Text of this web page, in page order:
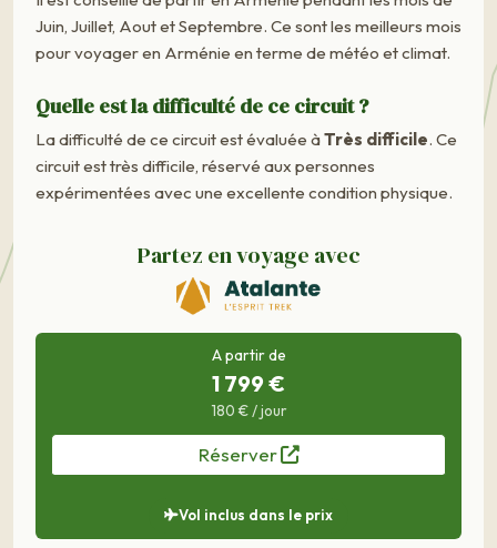
Juin, Juillet, Aout et Septembre. Ce sont les meilleurs mois
pour voyager en Arménie en terme de météo et climat.
Quelle est la difficulté de ce circuit ?
La difficulté de ce circuit est évaluée àTrès difficile. Ce
circuit est très difficile, réservé aux personnes
expérimentées avec une excellente condition physique.
Partez en voyage avec
A partir de
1 799 €
180 € / jour
Réserver
Vol inclus dans le prix